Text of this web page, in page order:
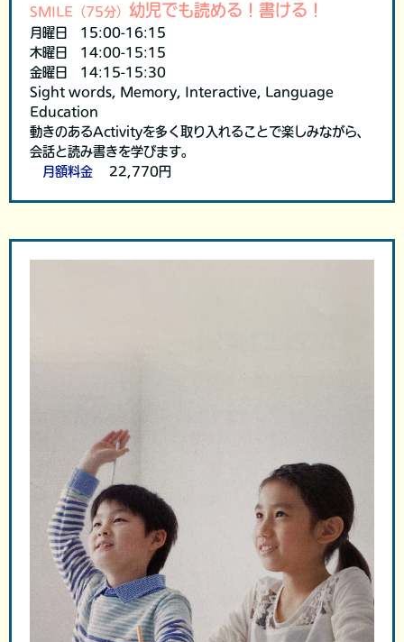
SMILE（75分） 幼児でも読める！書ける！
月曜日 15:00-16:15
木曜日 14:00-15:15
金曜日 14:15-15:30
Sight words, Memory, Interactive, Language
Education
動きのあるActivityを多く取り入れることで楽しみながら、
会話と読み書きを学びます。
月額料金 22,770円